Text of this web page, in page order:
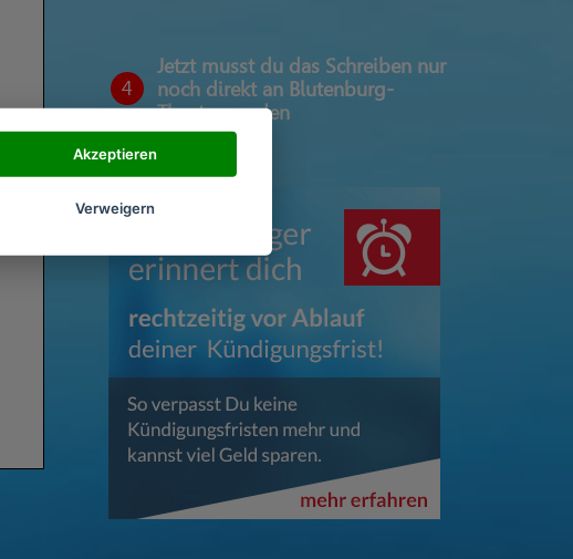
4
Jetzt musst du das Schreiben nur
noch direkt an Blutenburg-
Theater senden
Akzeptieren
Verweigern